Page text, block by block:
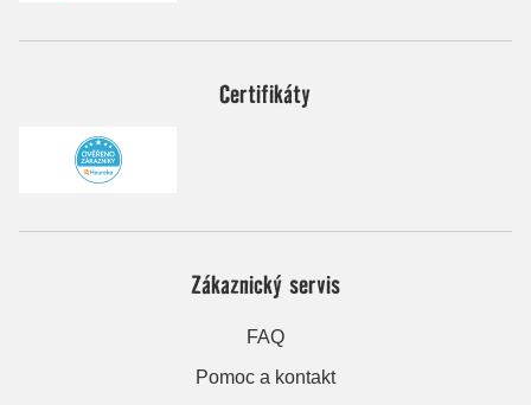
Certifikáty
Zákaznický servis
FAQ
Pomoc a kontakt